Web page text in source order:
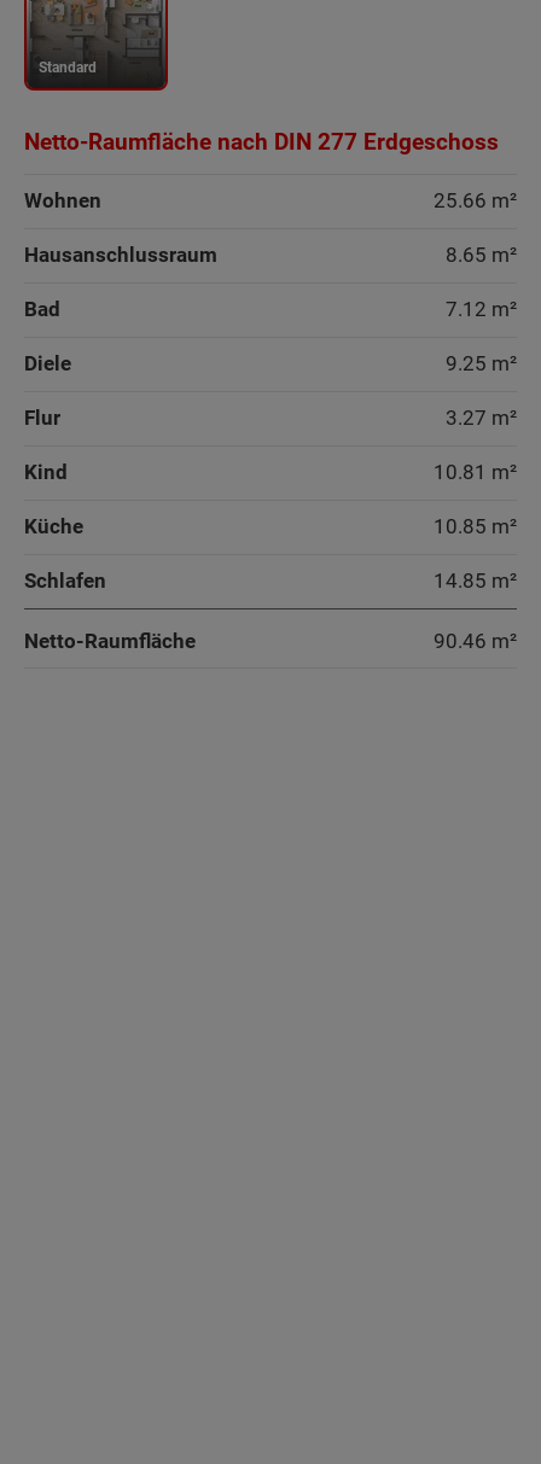
Wohlfühlmaße und bieten jedem
Familienmitglied seinen persönlichen
Rückzugsort.
Im Bungalow 92 genießen Sie ein
Wand und Fassade Klinker - Bungalow 92
Energiestandard EH 40
Standard
Netto-Raumfläche nach DIN 277 Erdgeschoss
Wohnen 25.66 m²
Hausanschlussraum 8.65 m²
Bad 7.12 m²
Diele 9.25 m²
Flur 3.27 m²
Kind 10.81 m²
Küche 10.85 m²
Schlafen 14.85 m²
Netto-Raumfläche 90.46 m²